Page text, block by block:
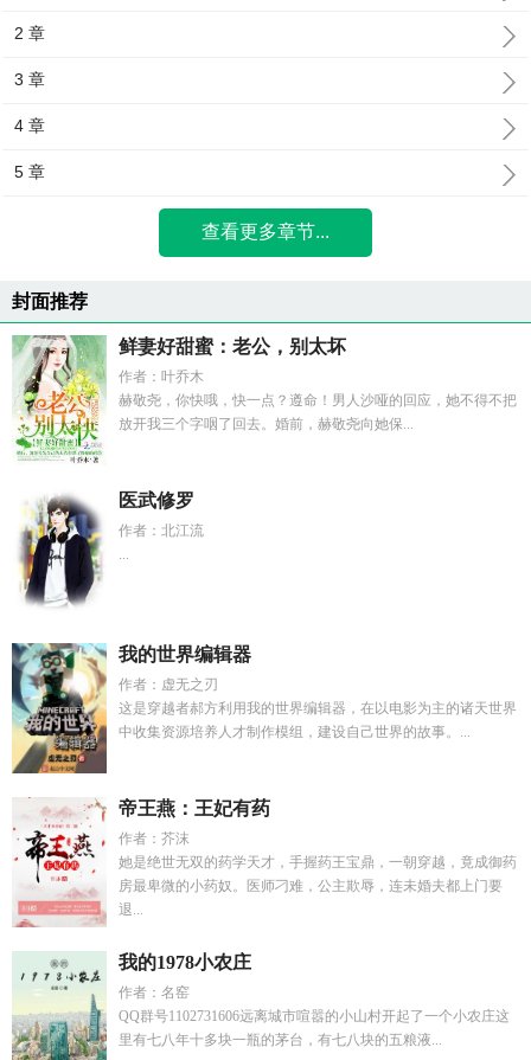
2 章
3 章
4 章
5 章
查看更多章节...
封面推荐
鲜妻好甜蜜：老公，别太坏
作者：叶乔木
赫敬尧，你快哦，快一点？遵命！男人沙哑的回应，她不得不把
放开我三个字咽了回去。婚前，赫敬尧向她保...
医武修罗
作者：北江流
...
我的世界编辑器
作者：虚无之刃
这是穿越者郝方利用我的世界编辑器，在以电影为主的诸天世界
中收集资源培养人才制作模组，建设自己世界的故事。...
帝王燕：王妃有药
作者：芥沫
她是绝世无双的药学天才，手握药王宝鼎，一朝穿越，竟成御药
房最卑微的小药奴。医师刁难，公主欺辱，连未婚夫都上门要
退...
我的1978小农庄
作者：名窑
QQ群号1102731606远离城市喧嚣的小山村开起了一个小农庄这
里有七八年十多块一瓶的茅台，有七八块的五粮液...